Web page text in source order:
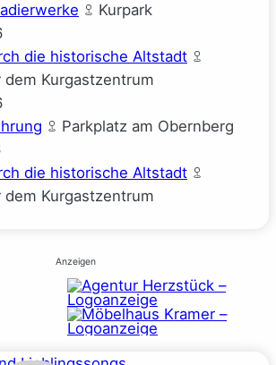
Kurpark
die historische Altstadt
dem Kurgastzentrum
Parkplatz am Obernberg
die historische Altstadt
dem Kurgastzentrum
Anzeigen